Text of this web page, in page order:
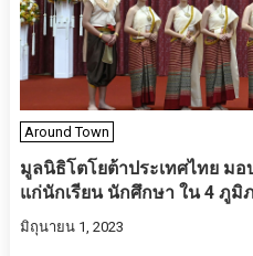
Around Town
มูลนิธิโตโยต้าประเทศไทย ม
แก่นักเรียน นักศึกษา ใน 4 ภูมิ
มิถุนายน 1, 2023